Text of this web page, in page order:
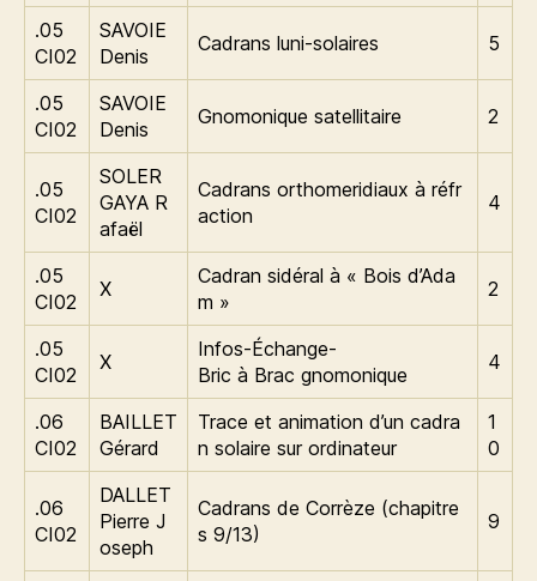
.05
CI02
SAVOIE
Denis
Cadrans luni-solaires 5
.05
CI02
SAVOIE
Denis
Gnomonique satellitaire 2
.05
CI02
SOLER
GAYA R
afaël
Cadrans orthomeridiaux à réfr
action
4
.05
CI02
X
Cadran sidéral à « Bois d’Ada
m »
2
.05
CI02
X
Infos-Échange-
Bric à Brac gnomonique
4
.06
CI02
BAILLET
Gérard
Trace et animation d’un cadra
n solaire sur ordinateur
1
0
.06
CI02
DALLET
Pierre J
oseph
Cadrans de Corrèze (chapitre
s 9/13)
9